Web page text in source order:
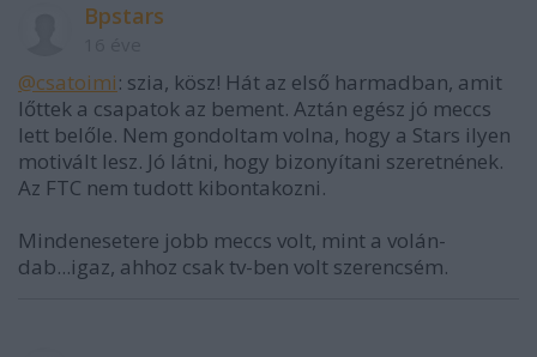
Bpstars
@csatoimi: szia, kösz! Hát az első harmadban, amit
lőttek a csapatok az bement. Aztán egész jó meccs
lett belőle. Nem gondoltam volna, hogy a Stars ilyen
motivált lesz. Jó látni, hogy bizonyítani szeretnének.
Az FTC nem tudott kibontakozni.
Mindenesetere jobb meccs volt, mint a volán-
dab...igaz, ahhoz csak tv-ben volt szerencsém.